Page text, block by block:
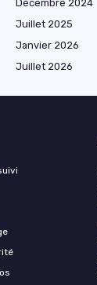
Décembre 2024
Juillet 2025
Janvier 2026
Juillet 2026